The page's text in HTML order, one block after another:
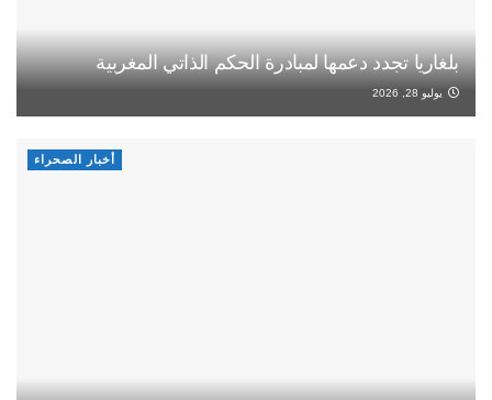
بلغاريا تجدد دعمها لمبادرة الحكم الذاتي المغربية
يوليو 28, 2026
أخبار الصحراء